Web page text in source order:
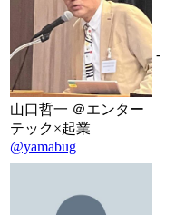
山口哲一 ＠エンター
テック×起業
@yamabug
-